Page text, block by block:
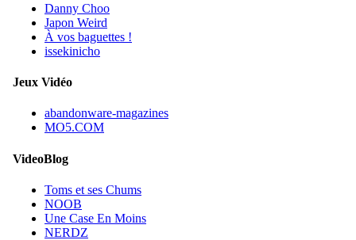
Danny Choo
Japon Weird
À vos baguettes !
issekinicho
Jeux Vidéo
abandonware-magazines
MO5.COM
VideoBlog
Toms et ses Chums
NOOB
Une Case En Moins
NERDZ